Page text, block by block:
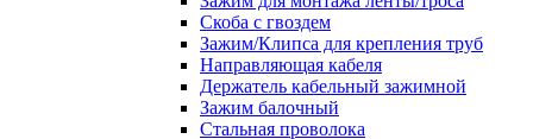
Скоба с гвоздем
Зажим/Клипса для крепления труб
Направляющая кабеля
Держатель кабельный зажимной
Зажим балочный
Стальная проволока